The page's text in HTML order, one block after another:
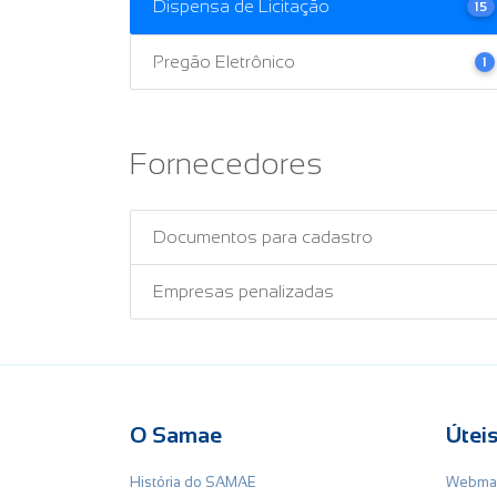
Dispensa de Licitação 15
Pregão Eletrônico 1
Fornecedores
Documentos para cadastro
Empresas penalizadas
O Samae
História do SAMAE
Úteis